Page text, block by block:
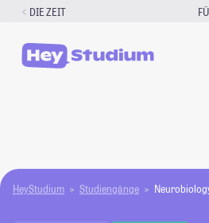
Zum
springen
DIE ZEIT
HeyStudium Studiengänge